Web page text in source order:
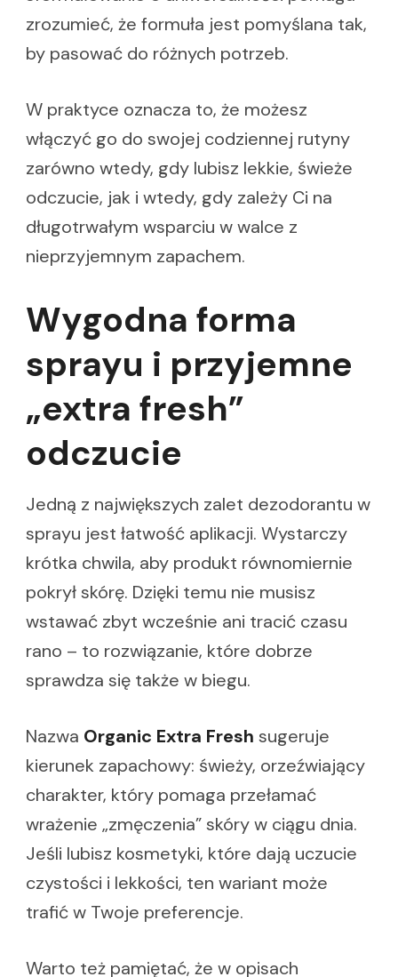
zrozumieć, że formuła jest pomyślana tak,
by pasować do różnych potrzeb.
W praktyce oznacza to, że możesz
włączyć go do swojej codziennej rutyny
zarówno wtedy, gdy lubisz lekkie, świeże
odczucie, jak i wtedy, gdy zależy Ci na
długotrwałym wsparciu w walce z
nieprzyjemnym zapachem.
Wygodna forma
sprayu i przyjemne
„extra fresh”
odczucie
Jedną z największych zalet dezodorantu w
sprayu jest łatwość aplikacji. Wystarczy
krótka chwila, aby produkt równomiernie
pokrył skórę. Dzięki temu nie musisz
wstawać zbyt wcześnie ani tracić czasu
rano – to rozwiązanie, które dobrze
sprawdza się także w biegu.
Nazwa Organic Extra Fresh sugeruje
kierunek zapachowy: świeży, orzeźwiający
charakter, który pomaga przełamać
wrażenie „zmęczenia” skóry w ciągu dnia.
Jeśli lubisz kosmetyki, które dają uczucie
czystości i lekkości, ten wariant może
trafić w Twoje preferencje.
Warto też pamiętać, że w opisach